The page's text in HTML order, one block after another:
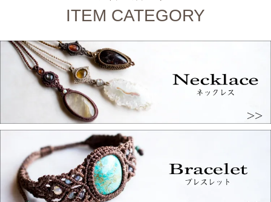
ITEM CATEGORY